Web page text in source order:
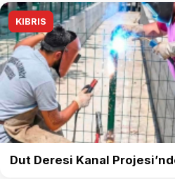
KIBRIS
Dut Deresi Kanal